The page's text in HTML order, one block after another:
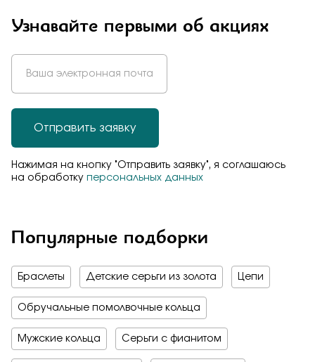
Узнавайте первыми об акциях
Отправить заявку
Нажимая на кнопку "Отправить заявку", я соглашаюсь
на обработку персональных данных
Популярные подборки
Браслеты Детские серьги из золота Цепи
Обручальные помолвочные кольца
Мужские кольца Серьги с фианитом